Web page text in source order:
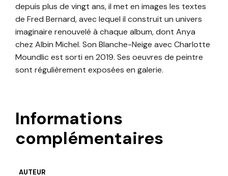
depuis plus de vingt ans, il met en images les textes
de Fred Bernard, avec lequel il construit un univers
imaginaire renouvelé à chaque album, dont Anya
chez Albin Michel. Son Blanche-Neige avec Charlotte
Moundlic est sorti en 2019. Ses oeuvres de peintre
sont régulièrement exposées en galerie.
Informations
complémentaires
AUTEUR